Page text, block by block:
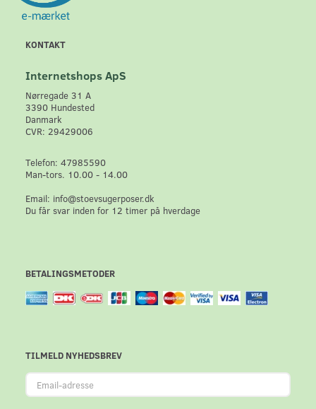
KONTAKT
Internetshops ApS
Nørregade 31 A
3390 Hundested
Danmark
CVR: 29429006
Telefon: 47985590
Man-tors. 10.00 - 14.00
Email: info@stoevsugerposer.dk
Du får svar inden for 12 timer på hverdage
BETALINGSMETODER
TILMELD NYHEDSBREV
Email-
adresse